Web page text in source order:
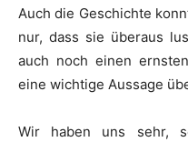
Auch die Geschichte
nur, dass sie überaus
auch noch einen
eine wichtige Aussage
Wir haben uns sehr,